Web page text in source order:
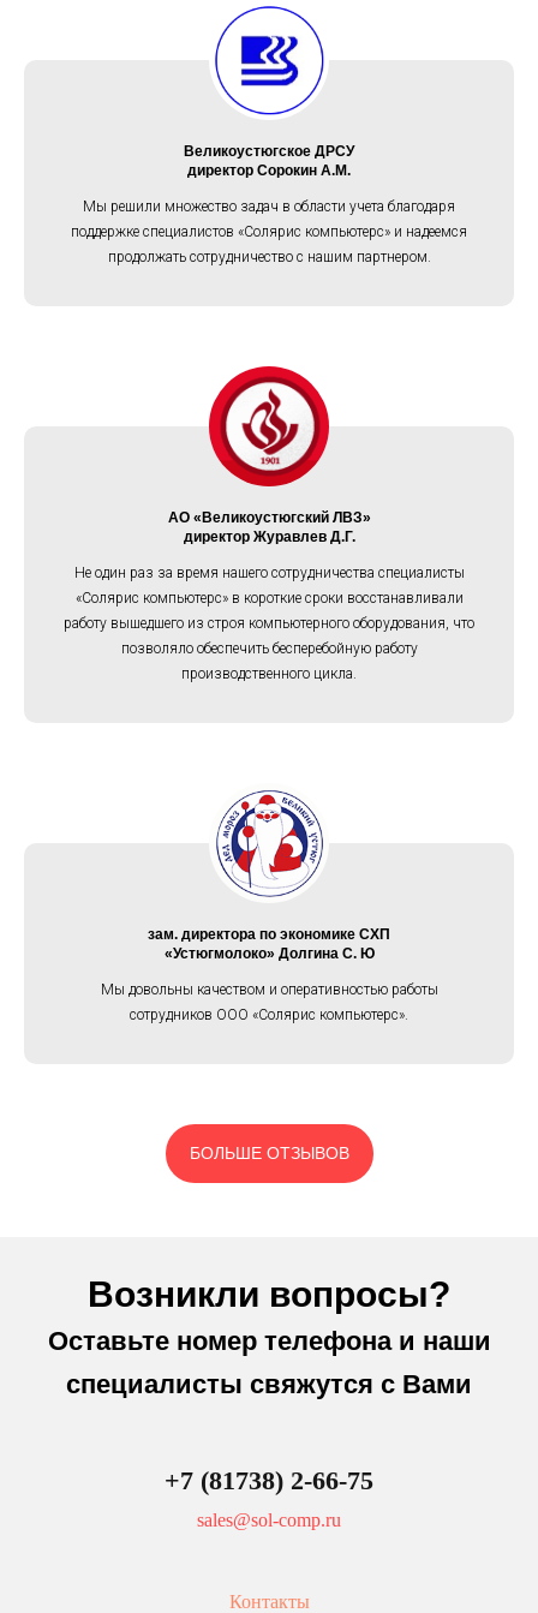
Великоустюгское ДРСУ
директор Сорокин А.М.
Мы решили множество задач в области учета благодаря
поддержке специалистов «Солярис компьютерс» и надеемся
продолжать сотрудничество с нашим партнером.
АО «Великоустюгский ЛВЗ»
директор Журавлев Д.Г.
Не один раз за время нашего сотрудничества специалисты
«Солярис компьютерс» в короткие сроки восстанавливали
работу вышедшего из строя компьютерного оборудования, что
позволяло обеспечить бесперебойную работу
производственного цикла.
зам. директора по экономике СХП
«Устюгмолоко» Долгина С. Ю
Мы довольны качеством и оперативностью работы
сотрудников ООО «Солярис компьютерс».
БОЛЬШЕ ОТЗЫВОВ
Возникли вопросы?
Оставьте номер телефона и наши
специалисты свяжутся с Вами
+7 (81738) 2-66-75
sales@sol-comp.ru
Контакты